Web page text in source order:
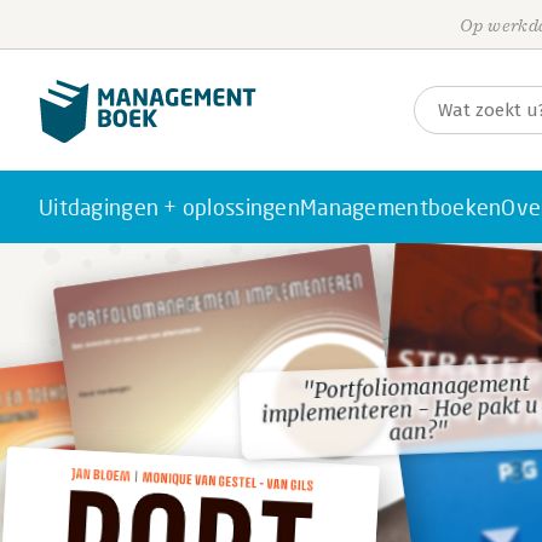
Op
Uitdagingen + oplossingenManagementboeken
"Portfoliomanagement
implementeren - Hoe pakt
aan?"
"Portfoliomanagement
implementeren - Hoe pakt
aan?"